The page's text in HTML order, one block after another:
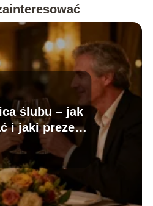
ślubu – jak
i jaki prezent